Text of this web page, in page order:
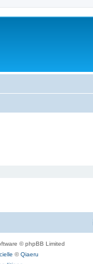
© phpBB Limited
©Qiaeru